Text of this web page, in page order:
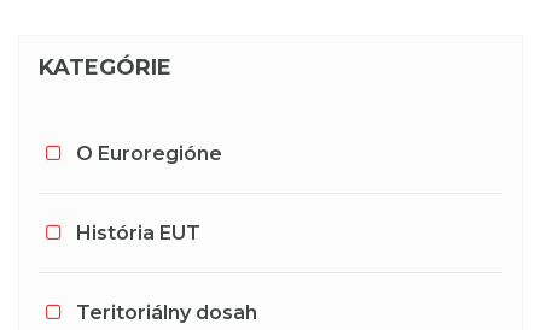
KATEGÓRIE
O Euroregióne
História EUT
Teritoriálny dosah